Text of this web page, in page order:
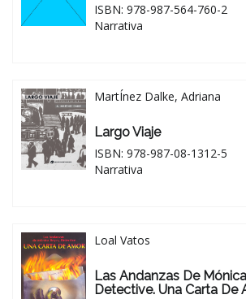
ISBN: 978-987-564-760-2
Narrativa
MartÍnez Dalke, Adriana
Largo Viaje
ISBN: 978-987-08-1312-5
Narrativa
Loal Vatos
Las Andanzas De
Detective. Una Carta De